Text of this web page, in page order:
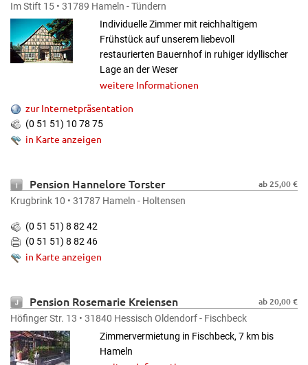
Im Stift 15 • 31789 Hameln - Tündern
Individuelle Zimmer mit reichhaltigem
Frühstück auf unserem liebevoll
restaurierten Bauernhof in ruhiger idyllischer
Lage an der Weser
weitere Informationen
zur Internetpräsentation
(0 51 51) 10 78 75
in Karte anzeigen
Pension Hannelore Torster ab 25,00 €
Krugbrink 10 • 31787 Hameln - Holtensen
(0 51 51) 8 82 42
(0 51 51) 8 82 46
in Karte anzeigen
Pension Rosemarie Kreiensen ab 20,00 €
Höfinger Str. 13 • 31840 Hessisch Oldendorf - Fischbeck
Zimmervermietung in Fischbeck, 7 km bis
Hameln